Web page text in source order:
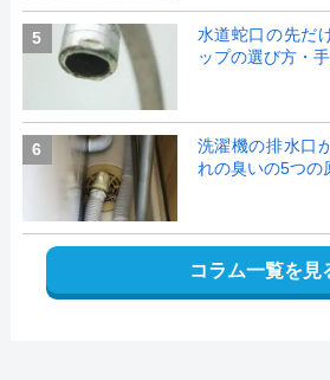
5
水道蛇口の先だ
ップの選び方・
6
洗濯機の排水口
れの臭いの5つの
コラム一覧を見